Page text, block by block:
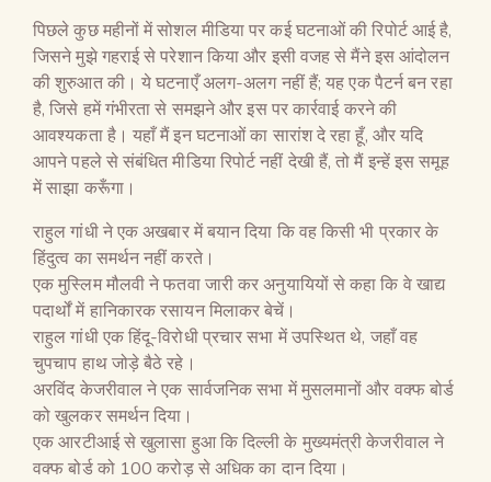
पिछले कुछ महीनों में सोशल मीडिया पर कई घटनाओं की रिपोर्ट आई है,
जिसने मुझे गहराई से परेशान किया और इसी वजह से मैंने इस आंदोलन
की शुरुआत की। ये घटनाएँ अलग-अलग नहीं हैं; यह एक पैटर्न बन रहा
है, जिसे हमें गंभीरता से समझने और इस पर कार्रवाई करने की
आवश्यकता है। यहाँ मैं इन घटनाओं का सारांश दे रहा हूँ, और यदि
आपने पहले से संबंधित मीडिया रिपोर्ट नहीं देखी हैं, तो मैं इन्हें इस समूह
में साझा करूँगा।
राहुल गांधी ने एक अखबार में बयान दिया कि वह किसी भी प्रकार के
हिंदुत्व का समर्थन नहीं करते।
एक मुस्लिम मौलवी ने फतवा जारी कर अनुयायियों से कहा कि वे खाद्य
पदार्थों में हानिकारक रसायन मिलाकर बेचें।
राहुल गांधी एक हिंदू-विरोधी प्रचार सभा में उपस्थित थे, जहाँ वह
चुपचाप हाथ जोड़े बैठे रहे।
अरविंद केजरीवाल ने एक सार्वजनिक सभा में मुसलमानों और वक्फ बोर्ड
को खुलकर समर्थन दिया।
एक आरटीआई से खुलासा हुआ कि दिल्ली के मुख्यमंत्री केजरीवाल ने
वक्फ बोर्ड को 100 करोड़ से अधिक का दान दिया।